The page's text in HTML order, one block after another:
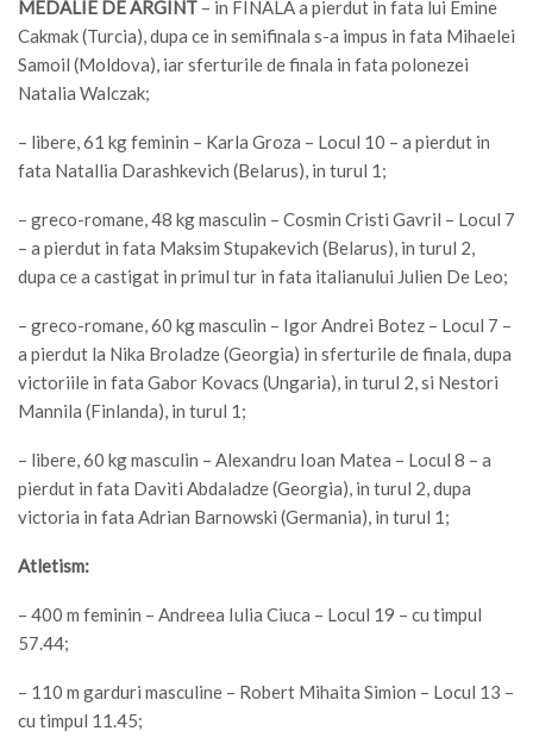
MEDALIE DE ARGINT – in FINALA a pierdut in fata lui Emine
Cakmak (Turcia), dupa ce in semifinala s-a impus in fata Mihaelei
Samoil (Moldova), iar sferturile de finala in fata polonezei
Natalia Walczak;
– libere, 61 kg feminin – Karla Groza – Locul 10 – a pierdut in
fata Natallia Darashkevich (Belarus), in turul 1;
– greco-romane, 48 kg masculin – Cosmin Cristi Gavril – Locul 7
– a pierdut in fata Maksim Stupakevich (Belarus), in turul 2,
dupa ce a castigat in primul tur in fata italianului Julien De Leo;
– greco-romane, 60 kg masculin – Igor Andrei Botez – Locul 7 –
a pierdut la Nika Broladze (Georgia) in sferturile de finala, dupa
victoriile in fata Gabor Kovacs (Ungaria), in turul 2, si Nestori
Mannila (Finlanda), in turul 1;
– libere, 60 kg masculin – Alexandru Ioan Matea – Locul 8 – a
pierdut in fata Daviti Abdaladze (Georgia), in turul 2, dupa
victoria in fata Adrian Barnowski (Germania), in turul 1;
Atletism:
– 400 m feminin – Andreea Iulia Ciuca – Locul 19 – cu timpul
57.44;
– 110 m garduri masculine – Robert Mihaita Simion – Locul 13 –
cu timpul 11.45;